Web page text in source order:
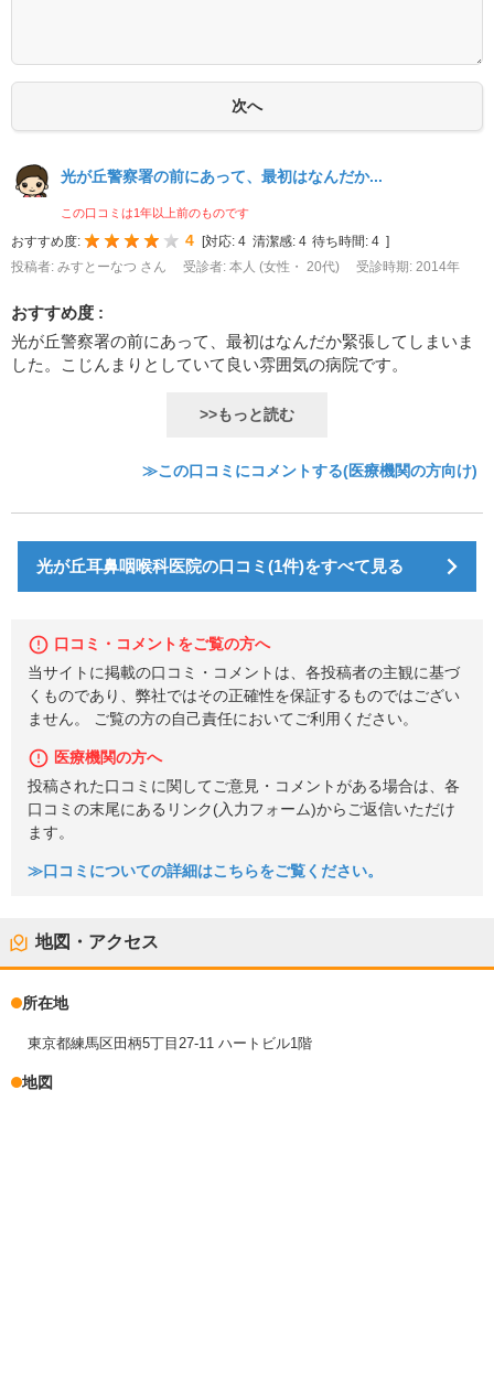
光が丘警察署の前にあって、最初はなんだか...
この口コミは1年以上前のものです
おすすめ度: 4 [対応: 4 清潔感: 4 待ち時間: 4 ]
投稿者: みすとーなつ さん
受診者: 本人 (女性・ 20代) 受診時期: 2014年
おすすめ度 :
光が丘警察署の前にあって、最初はなんだか緊張してしまいま
した。こじんまりとしていて良い雰囲気の病院です。
>>もっと読む
≫この口コミにコメントする(医療機関の方向け)
光が丘耳鼻咽喉科医院の口コミ(1件)をすべて見る
口コミ・コメントをご覧の方へ
当サイトに掲載の口コミ・コメントは、各投稿者の主観に基づ
くものであり、弊社ではその正確性を保証するものではござい
ません。 ご覧の方の自己責任においてご利用ください。
医療機関の方へ
投稿された口コミに関してご意見・コメントがある場合は、各
口コミの末尾にあるリンク(入力フォーム)からご返信いただけ
ます。
≫口コミについての詳細はこちらをご覧ください。
地図・アクセス
所在地
東京都練馬区田柄5丁目27-11 ハートビル1階
地図